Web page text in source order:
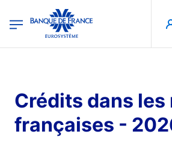
Banque de France - Menu Principal
Crédits dans les
françaises -